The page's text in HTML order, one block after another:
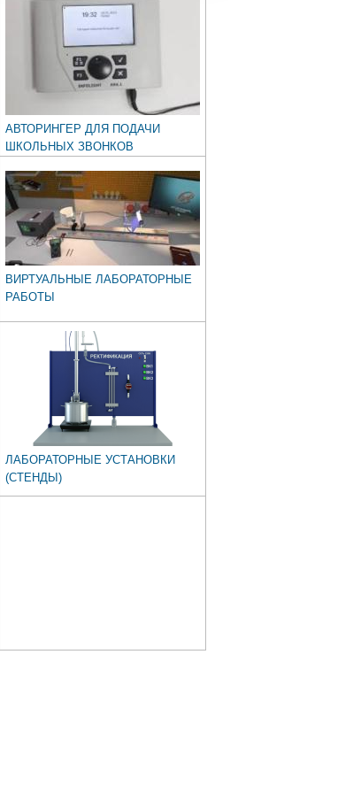
АВТОРИНГЕР ДЛЯ ПОДАЧИ
ШКОЛЬНЫХ ЗВОНКОВ
ВИРТУАЛЬНЫЕ ЛАБОРАТОРНЫЕ
РАБОТЫ
ЛАБОРАТОРНЫЕ УСТАНОВКИ
(СТЕНДЫ)